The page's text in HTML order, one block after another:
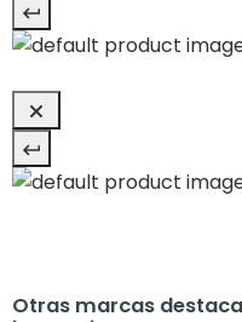
Otras marcas